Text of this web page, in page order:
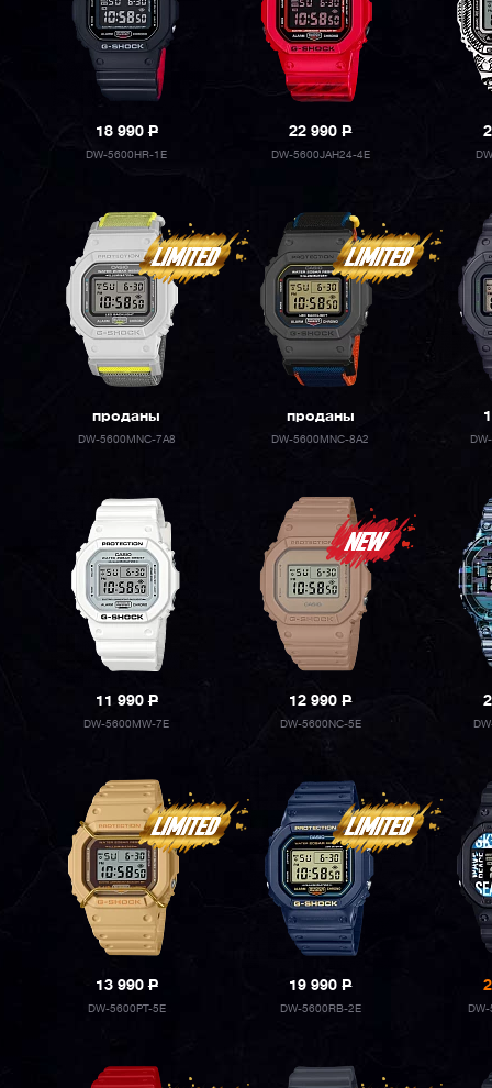
18 990P
DW-5600HR-1E
22 990P
DW-5600JAH24-4E
проданы
DW-5600MNC-7A8
проданы
DW-5600MNC-8A2
11 990P
DW-5600MW-7E
12 990P
DW-5600NC-5E
13 990P
DW-5600PT-5E
19 990P
DW-5600RB-2E